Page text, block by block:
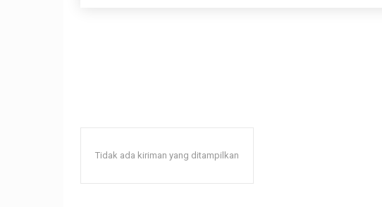
Tidak ada kiriman yang ditampilkan